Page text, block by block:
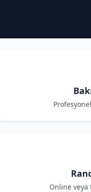
Online veya